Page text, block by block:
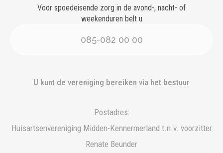
Voor spoedeisende zorg in de avond-, nacht- of
weekenduren belt u
085-082 00 00
U kunt de vereniging bereiken via het bestuur
Postadres:
Huisartsenvereniging Midden-Kennermerland t.n.v. voorzitter
Renate Beunder